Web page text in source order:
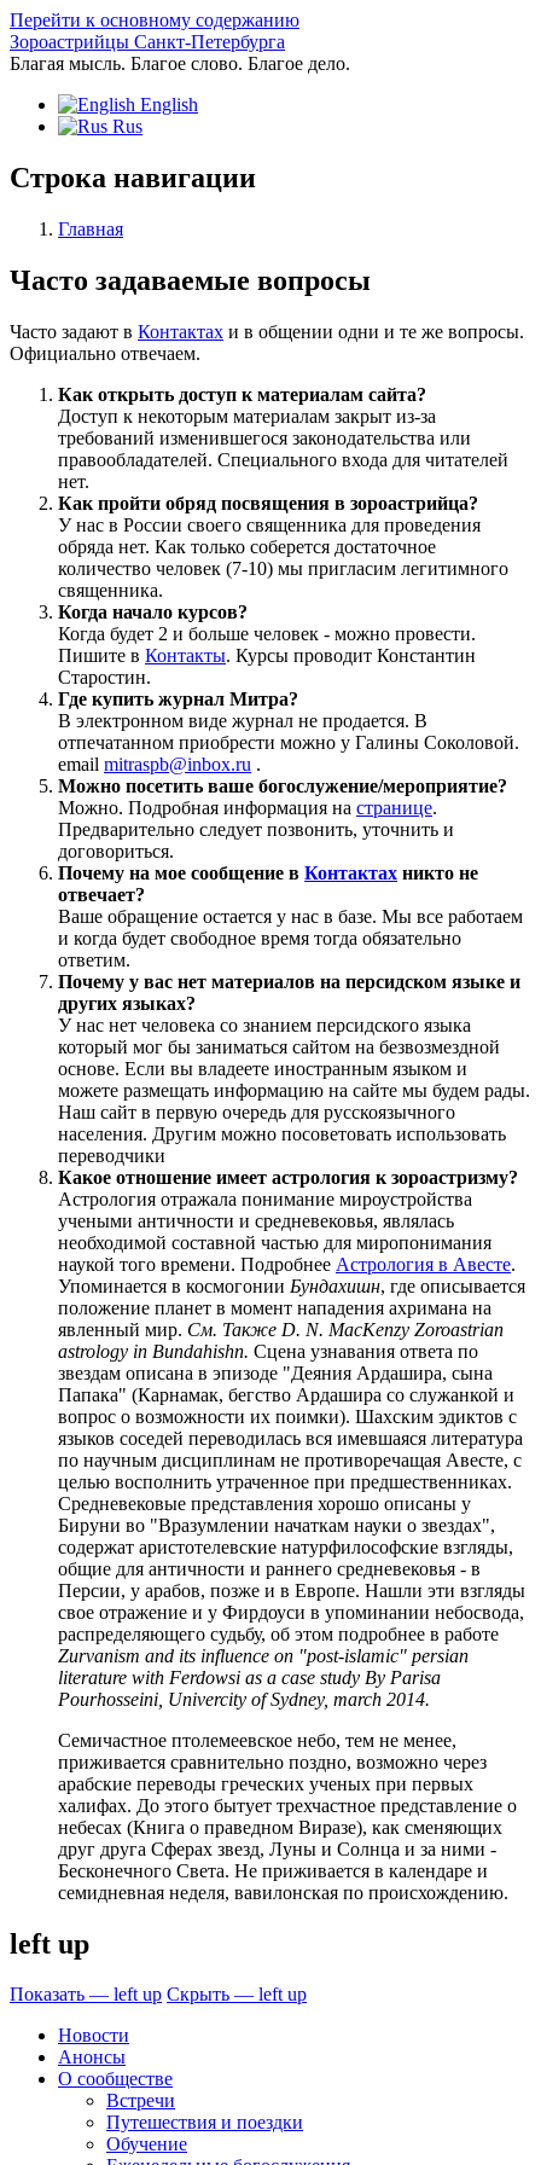
Перейти к основному содержанию
Зороастрийцы Санкт-Петербурга
Благая мысль. Благое слово. Благое дело.
English
Rus
Строка навигации
Главная
Часто задаваемые вопросы
Часто задают в Контактах и в общении одни и те же вопросы.
Официально отвечаем.
Как открыть доступ к материалам сайта?
Доступ к некоторым материалам закрыт из-за
требований изменившегося законодательства или
правообладателей. Специального входа для читателей
нет.
Как пройти обряд посвящения в зороастрийца?
У нас в России своего священника для проведения
обряда нет. Как только соберется достаточное
количество человек (7-10) мы пригласим легитимного
священника.
Когда начало курсов?
Когда будет 2 и больше человек - можно провести.
Пишите в Контакты. Курсы проводит Константин
Старостин.
Где купить журнал Митра?
В электронном виде журнал не продается. В
отпечатанном приобрести можно у Галины Соколовой.
email mitraspb@inbox.ru .
Можно посетить ваше богослужение/мероприятие?
Можно. Подробная информация на странице.
Предварительно следует позвонить, уточнить и
договориться.
Почему на мое сообщение в Контактах никто не
отвечает?
Ваше обращение остается у нас в базе. Мы все работаем
и когда будет свободное время тогда обязательно
ответим.
Почему у вас нет материалов на персидском языке и
других языках?
У нас нет человека со знанием персидского языка
который мог бы заниматься сайтом на безвозмездной
основе. Если вы владеете иностранным языком и
можете размещать информацию на сайте мы будем рады.
Наш сайт в первую очередь для русскоязычного
населения. Другим можно посоветовать использовать
переводчики
Какое отношение имеет астрология к зороастризму?
Астрология отражала понимание мироустройства
учеными античности и средневековья, являлась
необходимой составной частью для миропонимания
наукой того времени. Подробнее Астрология в Авесте.
Упоминается в космогонии Бундахишн, где описывается
положение планет в момент нападения ахримана на
явленный мир. См. Также D. N. MacKenzy Zoroastrian
astrology in Bundahishn. Сцена узнавания ответа по
звездам описана в эпизоде "Деяния Ардашира, сына
Папака" (Карнамак, бегство Ардашира со служанкой и
вопрос о возможности их поимки). Шахским эдиктов с
языков соседей переводилась вся имевшаяся литература
по научным дисциплинам не противоречащая Авесте, с
целью восполнить утраченное при предшественниках.
Средневековые представления хорошо описаны у
Бируни во "Вразумлении начаткам науки о звездах",
содержат аристотелевские натурфилософские взгляды,
общие для античности и раннего средневековья - в
Персии, у арабов, позже и в Европе. Нашли эти взгляды
свое отражение и у Фирдоуси в упоминании небосвода,
распределяющего судьбу, об этом подробнее в работе
Zurvanism and its influence on "post-islamic" persian
literature with Ferdowsi as a case study By Parisa
Pourhosseini, Univercity of Sydney, march 2014.
Семичастное птолемеевское небо, тем не менее,
приживается сравнительно поздно, возможно через
арабские переводы греческих ученых при первых
халифах. До этого бытует трехчастное представление о
небесах (Книга о праведном Виразе), как сменяющих
друг друга Сферах звезд, Луны и Солнца и за ними -
Бесконечного Света. Не приживается в календаре и
семидневная неделя, вавилонская по происхождению.
left up
Показать — left up Скрыть — left up
Новости
Анонсы
О сообществе
Встречи
Путешествия и поездки
Обучение